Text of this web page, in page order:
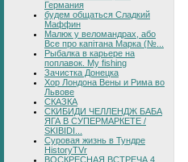
Германия
будем общаться Сладкий
Маффин
Малюк у веломандрах, або
Все про капітана Марка (№...
Рыбалка в карьере на
поплавок. My fishing
Зачистка Донецка
Хор Лондона Вены и Рима во
Львове
СКАЗКА
СКИБИДИ ЧЕЛЛЕНДЖ БАБА
ЯГА В СУПЕРМАРКЕТЕ /
SKIBIDI...
Суровая жизнь в Тундре
HistoryTVr
ВОСКРЕСНАЯ ВСТРЕЧА 4